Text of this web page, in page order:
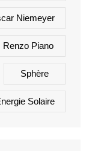
Niemeyer
Renzo Piano
Sphère
Solaire